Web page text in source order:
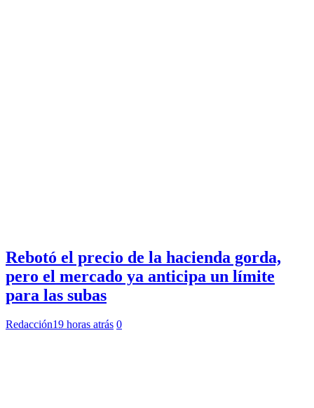
Rebotó el precio de la hacienda gorda,
pero el mercado ya anticipa un límite
para las subas
Redacción19 horas atrás 0